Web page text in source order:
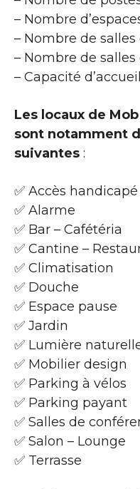
– Nombre
– Nombre de
– Nombre de salles
– Capacité
Les locaux de
sont notamment
suivantes :
✅ Accès handicapé
✅ Alarme
✅ Bar – Cafétéria
✅ Cantine –
✅ Climatisation
✅ Douche
✅ Espace pause
✅ Jardin
✅ Lumière
✅ Mobilier design
✅ Parking à vélos
✅ Parking payant
✅ Salles de
✅ Salon – Lounge
✅ Terrasse